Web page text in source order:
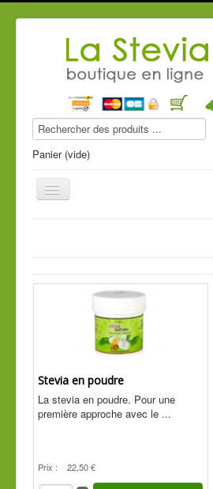
Panier (vide)
Compléments
Produits de
Guide conseil
Stevia en poudre
La stevia en poudre. Pour une
première approche avec le ...
Prix : 22,50 €